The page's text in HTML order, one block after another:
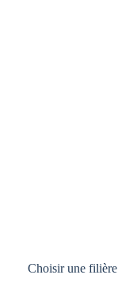
Choisir une filière